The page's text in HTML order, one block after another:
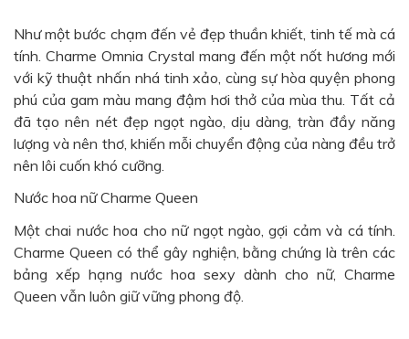
Như một bước chạm đến vẻ đẹp thuần khiết, tinh tế mà cá
tính. Charme Omnia Crystal mang đến một nốt hương mới
với kỹ thuật nhấn nhá tinh xảo, cùng sự hòa quyện phong
phú của gam màu mang đậm hơi thở của mùa thu. Tất cả
đã tạo nên nét đẹp ngọt ngào, dịu dàng, tràn đầy năng
lượng và nên thơ, khiến mỗi chuyển động của nàng đều trở
nên lôi cuốn khó cưỡng.
Nước hoa nữ Charme Queen
Một chai nước hoa cho nữ ngọt ngào, gợi cảm và cá tính.
Charme Queen có thể gây nghiện, bằng chứng là trên các
bảng xếp hạng nước hoa sexy dành cho nữ, Charme
Queen vẫn luôn giữ vững phong độ.